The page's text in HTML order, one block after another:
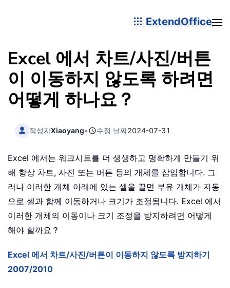
ExtendOffice
Excel 에서 차트/사진/버튼
이 이동하지 않도록 하려면
어떻게 하나요？
작성자Xiaoyang• 수정 날짜2024-07-31
Excel 에서는 워크시트를 더 생생하고 명확하게 만들기 위
해 항상 차트, 사진 또는 버튼 등의 개체를 삽입합니다. 그
러나 이러한 개체 아래에 있는 셀을 끌면 부유 개체가 자동
으로 셀과 함께 이동하거나 크기가 조정됩니다. Excel 에서
이러한 개체의 이동이나 크기 조정을 방지하려면 어떻게
해야 할까요？
Excel 에서 차트/사진/버튼이 이동하지 않도록 방지하기
2007/2010